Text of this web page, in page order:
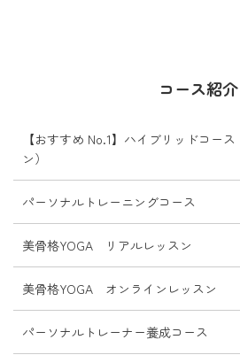
コース紹介
【おすすめ No.1】ハイブリッドコー
ン）
パーソナルトレーニングコース
美骨格YOGA リアルレッスン
美骨格YOGA オンラインレッスン
パーソナルトレーナー養成コース